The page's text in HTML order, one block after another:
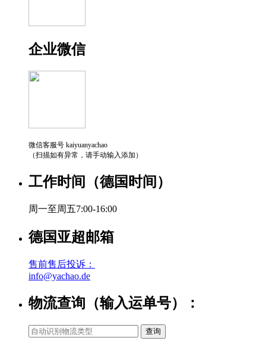
企业微信
微信客服号 kaiyuanyachao
（扫描如有异常，请手动输入添加）
工作时间（德国时间）
周一至周五7:00-16:00
德国亚超邮箱
售前售后投诉：
info@yachao.de
物流查询（输入运单号）：